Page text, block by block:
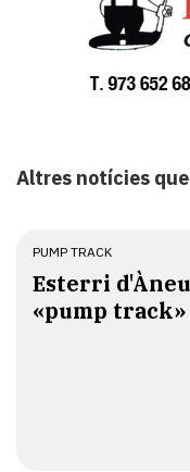
Altres notícies
PUMP TRACK
Esterri
«pump track»